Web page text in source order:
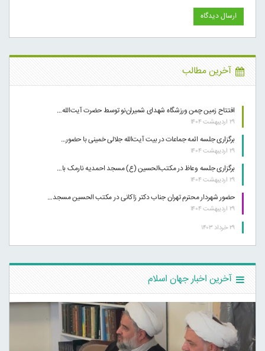
آخرین مطالب
افتتاح زمین چمن ورزشگاه شهدای شمیران‌نو توسط حضرت آیت‌الله…
۲۹ اردیبهشت ۱۴۰۴
برگزاری جلسه ائمه جماعات در بیت آیت‌الله جلالی خمینی با حضور…
۲۹ اردیبهشت ۱۴۰۴
برگزاری جلسه وعاظ در مکتب‌الحسین (ع) مسجد احمدیه نارمک با…
۲۹ اردیبهشت ۱۴۰۴
حضور شهردار محترم تهران جناب دکتر زاکانی در مکتب الحسین مسجد…
۲۹ اردیبهشت ۱۴۰۴
۲۹ خرداد ۱۴۰۳
آخرین اخبار جهان اسلام